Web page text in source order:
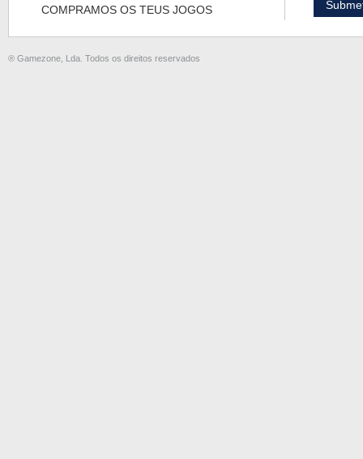
COMPRAMOS OS TEUS JOGOS
® Gamezone, Lda. Todos os direitos reservados